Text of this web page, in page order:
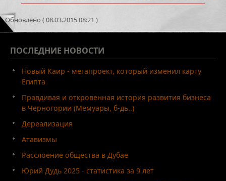
Обновлено ( 08.03.2015 08:21 )
ПОСЛЕДНИЕ НОВОСТИ
Новый Каир - мегапроект, который изменил карту
Египта
Правдивая и откровенная история развития бизнеса
в Черногории (Мемуары, б-дь..)
Дереализация
Атавизмы
Расслоение общества в Дубае
Юрий Дудь 2025 - статистика за 9 лет